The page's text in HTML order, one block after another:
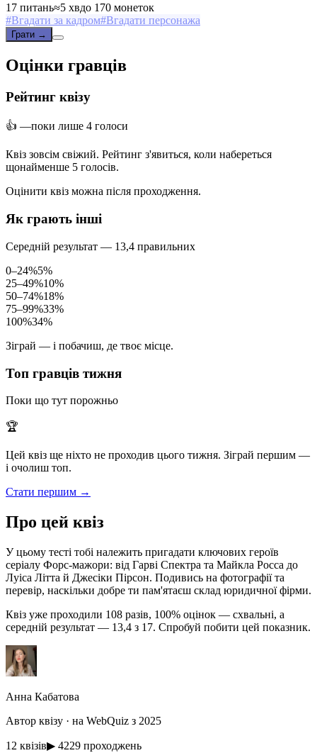
17 питань≈5 хвдо 170 монеток
#Вгадати за кадром#Вгадати персонажа
Грати →
Оцінки гравців
Рейтинг квізу
👍 —поки лише 4 голоси
Квіз зовсім свіжий. Рейтинг з'явиться, коли набереться
щонайменше 5 голосів.
Оцінити квіз можна після проходження.
Як грають інші
Середній результат — 13,4 правильних
0–24%5%
25–49%10%
50–74%18%
75–99%33%
100%34%
Зіграй — і побачиш, де твоє місце.
Топ гравців тижня
Поки що тут порожньо
🏆
Цей квіз ще ніхто не проходив цього тижня. Зіграй першим —
і очолиш топ.
Стати першим →
Про цей квіз
У цьому тесті тобі належить пригадати ключових героїв
серіалу Форс-мажори: від Гарві Спектра та Майкла Росса до
Луіса Літта й Джесіки Пірсон. Подивись на фотографії та
перевір, наскільки добре ти пам'ятаєш склад юридичної фірми.
Квіз уже проходили 108 разів, 100% оцінок — схвальні, а
середній результат — 13,4 з 17. Спробуй побити цей показник.
Анна Кабатова
Автор квізу · на WebQuiz з 2025
12 квізів▶ 4229 проходжень